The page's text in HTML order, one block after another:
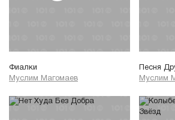
Фиалки
Муслим Магомаев
Песня
Муслим